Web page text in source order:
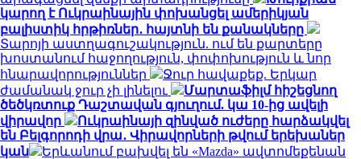
կարող է Ուկրաինային փոխանցել ամերիկյան
բալիստիկ հրթիռներ․ հայտնի են քանակները
Տարոյի աստղագուշակություն. ում են քարտերը
խոստանում հաջողություն, փոփոխություն և նոր
հնարավորություններ
Ջուր հավաքեք. Երկար
ժամանակ ջուր չի լինելու
Մարտաֆիլմ հիշեցնող
ծեծկռտուք Դաշտավան գյուղում. կա 10-ից ավելի
վիրավոր
Ուկրաինայի զինված ուժերը հարձակվել
են Բելգորոդի վրա․ Վիրավորների թվում երեխաներ
կան
Երևանում բախվել են «Mazda» ավտոմեքենան